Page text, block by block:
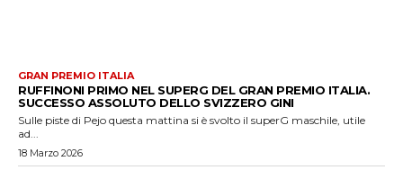
GRAN PREMIO ITALIA
RUFFINONI PRIMO NEL SUPERG DEL GRAN PREMIO ITALIA.
SUCCESSO ASSOLUTO DELLO SVIZZERO GINI
Sulle piste di Pejo questa mattina si è svolto il superG maschile, utile
ad...
18 Marzo 2026